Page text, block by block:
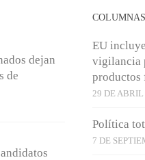
dejan
de
COLUMNAS
EU
vigilancia
productos
29 DE
Política
7 DE